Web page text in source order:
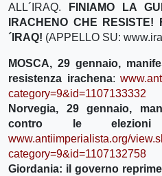
ALL´IRAQ.
FINIAMO LA
IRACHENO CHE
´IRAQ! (APPELLO SU:
MOSCA, 29 gennaio,
resistenza irachena:
category=9&id=1107133332
Norvegia, 29 gennaio,
contro le
www.antiimperialista.org/
category=9&id=1107132758
Giordania: il governo